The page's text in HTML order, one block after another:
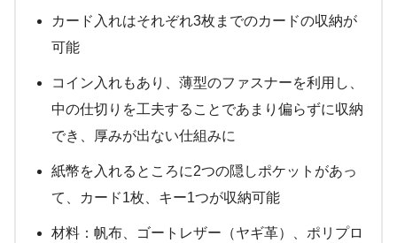
カード入れはそれぞれ3枚までのカードの収納が
可能
コイン入れもあり、薄型のファスナーを利用し、
中の仕切りを工夫することであまり偏らずに収納
でき、厚みが出ない仕組みに
紙幣を入れるところに2つの隠しポケットがあっ
て、カード1枚、キー1つが収納可能
材料：帆布、ゴートレザー（ヤギ革）、ポリプロ